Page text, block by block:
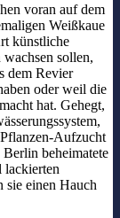
voran auf dem
Weißkaue
künstliche
sollen,
dem Revier
oder weil die
hat. Gehegt,
Aufzucht
beheimatete
einen Hauch